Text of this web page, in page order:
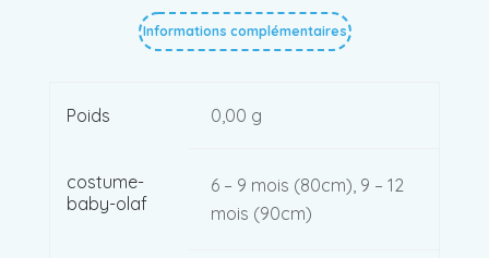
Informations complémentaires
Poids 0,00 g
costume-
baby-olaf
6 – 9 mois (80cm), 9 – 12
mois (90cm)